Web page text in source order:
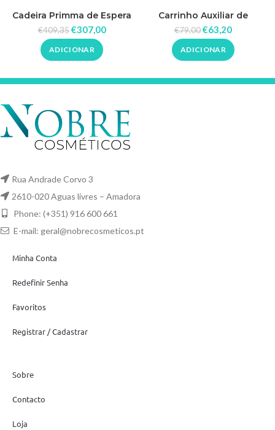
Cadeira Primma de Espera
Plus Dompel
€409,35 €307,00
ADICIONAR
Carrinho Auxiliar de
Cabeleireiro ECO
€79,00€63,20
ADICIONAR
Rua Andrade Corvo 3
2610-020 Aguas livres – Amadora
Phone: (+351) 916 600 661
E-mail: geral@nobrecosmeticos.pt
Minha Conta
Redefinir Senha
Favoritos
Registrar / Cadastrar
Sobre
Contacto
Loja